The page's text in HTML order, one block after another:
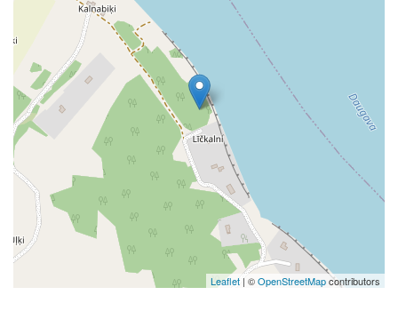
Leaflet | ©OpenStreetMapcontributors